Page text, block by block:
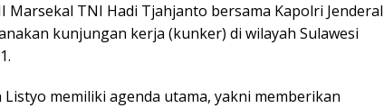
Marsekal TNI Hadi Tjahjanto bersama Kapolri Jenderal
kunjungan kerja (kunker) di wilayah Sulawesi
memiliki agenda utama, yakni memberikan